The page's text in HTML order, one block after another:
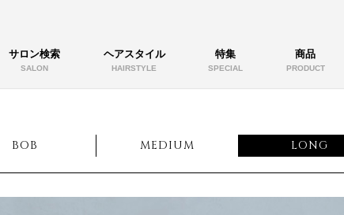
サロン検索
SALON
ヘアスタイル
HAIRSTYLE
特集
SPECIAL
商品
PRODUCT
BOB MEDIUM LONG